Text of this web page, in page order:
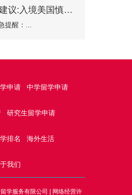
哈佛大学建议:入境美国慎选波士顿机场
提醒：...
申请 中学留学申请
研究生留学申请
排名 海外生活
我们
学服务有限公司 | 网络经营许